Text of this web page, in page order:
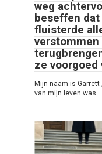
weg
beseffen dat
fluisterde
verstommen
ze voorgoed
Mijn naam is Garrett
van mijn leven was